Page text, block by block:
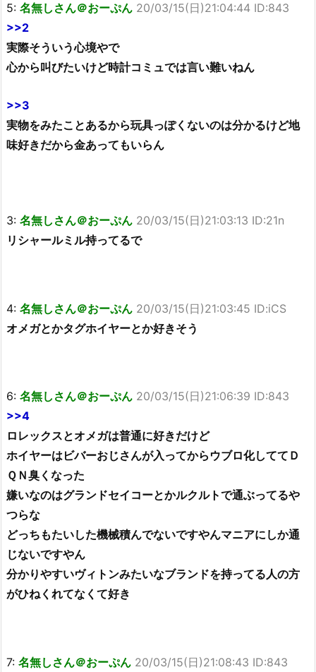
5: 名無しさん＠おーぷん 20/03/15(日)21:04:44 ID:843
>>2
実際そういう心境やで
心から叫びたいけど時計コミュでは言い難いねん
>>3
実物をみたことあるから玩具っぽくないのは分かるけど地
味好きだから金あってもいらん
3: 名無しさん＠おーぷん 20/03/15(日)21:03:13 ID:21n
リシャールミル持ってるで
4: 名無しさん＠おーぷん 20/03/15(日)21:03:45 ID:iCS
オメガとかタグホイヤーとか好きそう
6: 名無しさん＠おーぷん 20/03/15(日)21:06:39 ID:843
>>4
ロレックスとオメガは普通に好きだけど
ホイヤーはビバーおじさんが入ってからウブロ化しててＤ
ＱＮ臭くなった
嫌いなのはグランドセイコーとかルクルトで通ぶってるや
つらな
どっちもたいした機械積んでないですやんマニアにしか通
じないですやん
分かりやすいヴィトンみたいなブランドを持ってる人の方
がひねくれてなくて好き
7: 名無しさん＠おーぷん 20/03/15(日)21:08:43 ID:843